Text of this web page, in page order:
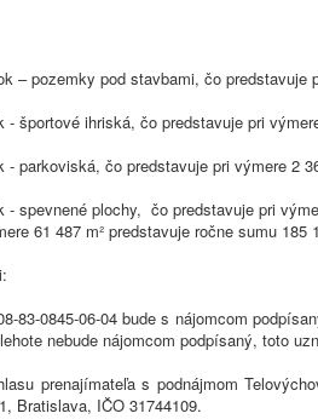
– pozemky pod stavbami, čo predstavuje
- športové ihriská, čo predstavuje pri
- parkoviská, čo predstavuje pri výmere 2
- spevnené plochy, čo predstavuje pri
61 487 m² predstavuje ročne sumu 185
83-0845-06-04 bude s nájomcom
nebude nájomcom podpísaný, toto
prenajímateľa s podnájmom
Bratislava, IČO 31744109.